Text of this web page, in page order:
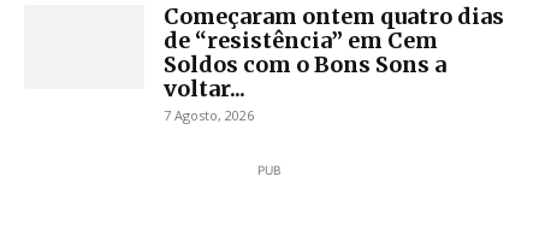
Começaram ontem quatro dias
de “resistência” em Cem
Soldos com o Bons Sons a
voltar...
7 Agosto, 2026
PUB